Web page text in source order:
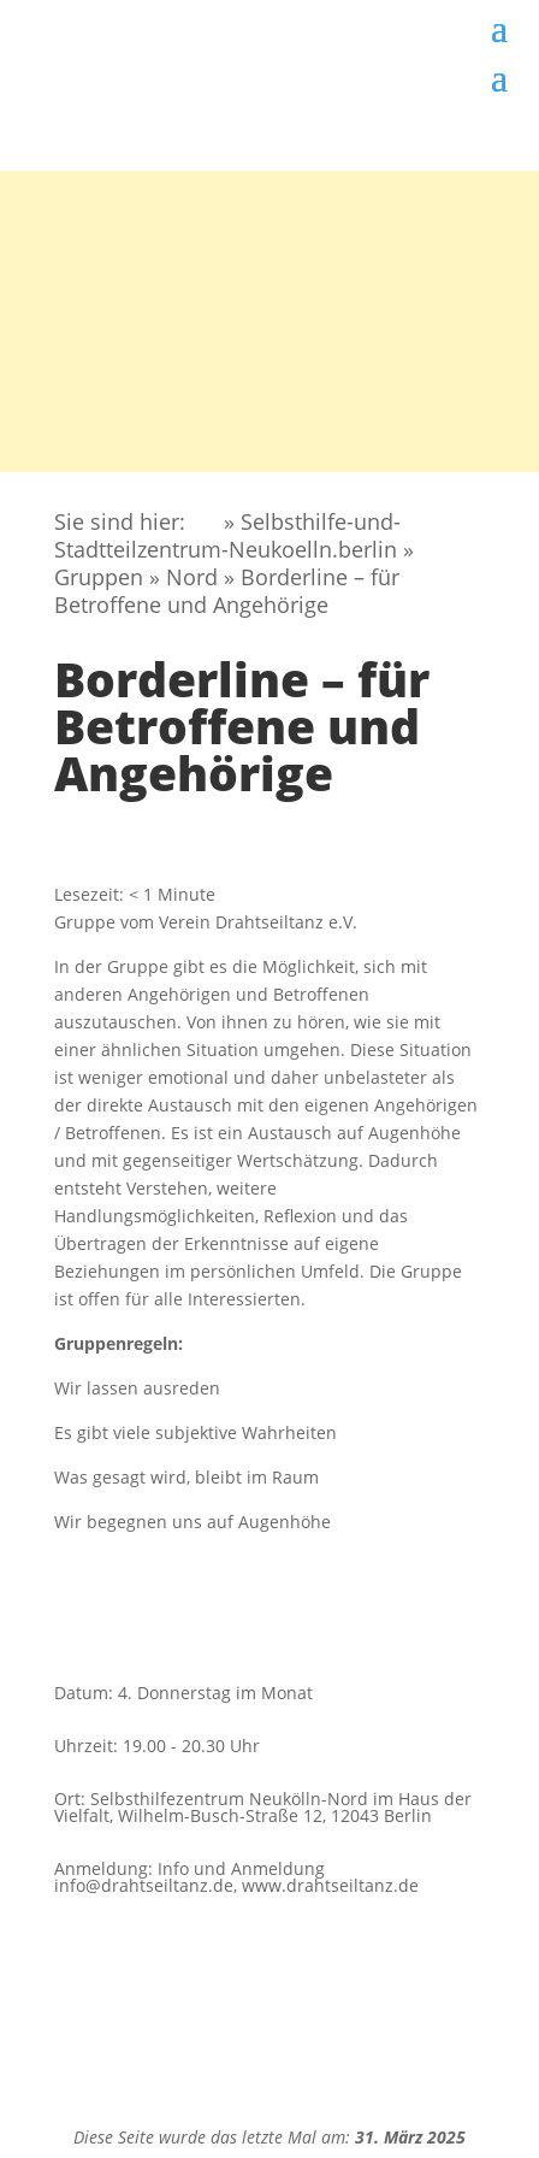
Sie sind hier:
» Selbsthilfe-und-
Stadtteilzentrum-Neukoelln.berlin »
Gruppen » Nord » Borderline – für
Betroffene und Angehörige
Borderline – für
Betroffene und
Angehörige
Lesezeit: < 1 Minute
Gruppe vom Verein Drahtseiltanz e.V.
In der Gruppe gibt es die Möglichkeit, sich mit
anderen Angehörigen und Betroffenen
auszutauschen. Von ihnen zu hören, wie sie mit
einer ähnlichen Situation umgehen. Diese Situation
ist weniger emotional und daher unbelasteter als
der direkte Austausch mit den eigenen Angehörigen
/ Betroffenen. Es ist ein Austausch auf Augenhöhe
und mit gegenseitiger Wertschätzung. Dadurch
entsteht Verstehen, weitere
Handlungsmöglichkeiten, Reflexion und das
Übertragen der Erkenntnisse auf eigene
Beziehungen im persönlichen Umfeld. Die Gruppe
ist offen für alle Interessierten.
Gruppenregeln:
Wir lassen ausreden
Es gibt viele subjektive Wahrheiten
Was gesagt wird, bleibt im Raum
Wir begegnen uns auf Augenhöhe
Datum: 4. Donnerstag im Monat
Uhrzeit: 19.00 - 20.30 Uhr
Ort: Selbsthilfezentrum Neukölln-Nord im Haus der
Vielfalt, Wilhelm-Busch-Straße 12, 12043 Berlin
Anmeldung: Info und Anmeldung
info@drahtseiltanz.de, www.drahtseiltanz.de
Diese Seite wurde das letzte Mal am: 31. März 2025